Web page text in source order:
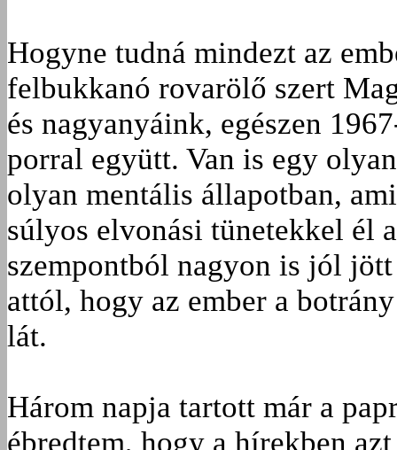
Hogyne tudná mindezt az
felbukkanó rovarölő szert
és nagyanyáink, egészen
porral együtt. Van is egy
olyan mentális állapotban,
súlyos elvonási tünetekkel él
szempontból nagyon is jól
attól, hogy az ember a
lát.
Három napja tartott már a
ébredtem, hogy a hírekben